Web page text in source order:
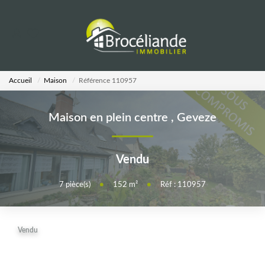
ESTIMATION
AGENCE
Accueil Maison Référence 110957
Maison en plein centre , Geveze
Vendu
7pièce(s) • 152 m² • Réf : 110957
Vendu